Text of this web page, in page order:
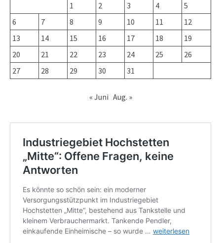
1 2 3 4
5
6
7 8 9 10 11
12
13
14 15 16 17 18
19
20
21 22 23 24 25
26
27
28 29 30 31
« Juni Aug. »